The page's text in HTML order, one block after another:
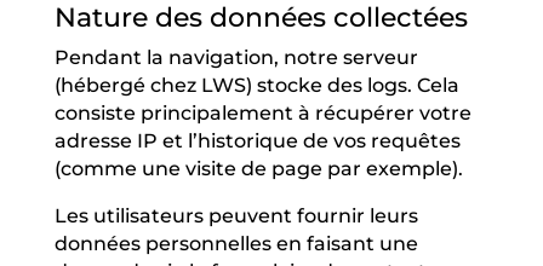
Nature des données collectées
Pendant la navigation, notre serveur
(hébergé chez LWS) stocke des logs. Cela
consiste principalement à récupérer votre
adresse IP et l’historique de vos requêtes
(comme une visite de page par exemple).
Les utilisateurs peuvent fournir leurs
données personnelles en faisant une